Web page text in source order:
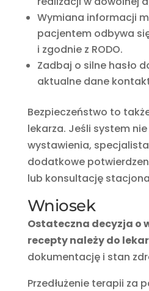
Wymiana informacji
pacjentem odbywa
i zgodnie z RODO.
Zadbaj o silne hasło
aktualne dane
Bezpieczeństwo to
lekarza. Jeśli system
wystawienia,
dodatkowe
lub konsultację
Wniosek
Ostateczna decyzja o
recepty należy do
dokumentację i stan
Przedłużenie terapii za